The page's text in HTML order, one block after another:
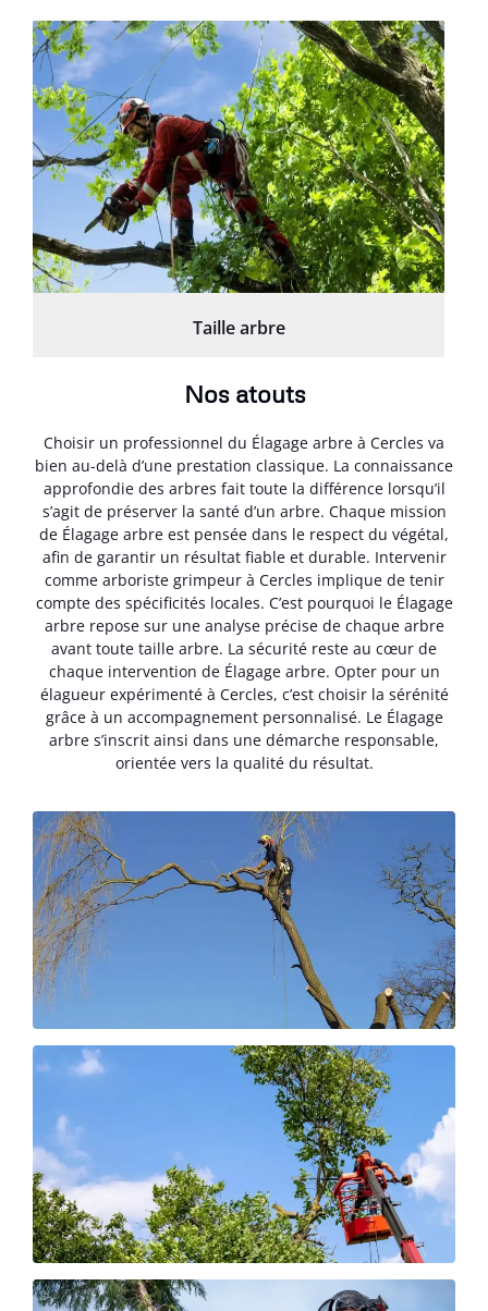
Taille arbre
Nos atouts
Choisir un professionnel du Élagage arbre à Cercles va
bien au-delà d’une prestation classique. La connaissance
approfondie des arbres fait toute la différence lorsqu’il
s’agit de préserver la santé d’un arbre. Chaque mission
de Élagage arbre est pensée dans le respect du végétal,
afin de garantir un résultat fiable et durable. Intervenir
comme arboriste grimpeur à Cercles implique de tenir
compte des spécificités locales. C’est pourquoi le Élagage
arbre repose sur une analyse précise de chaque arbre
avant toute taille arbre. La sécurité reste au cœur de
chaque intervention de Élagage arbre. Opter pour un
élagueur expérimenté à Cercles, c’est choisir la sérénité
grâce à un accompagnement personnalisé. Le Élagage
arbre s’inscrit ainsi dans une démarche responsable,
orientée vers la qualité du résultat.